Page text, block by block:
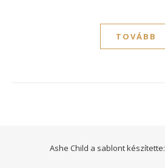
TOVÁBB
Ashe Child a sablont készítette: